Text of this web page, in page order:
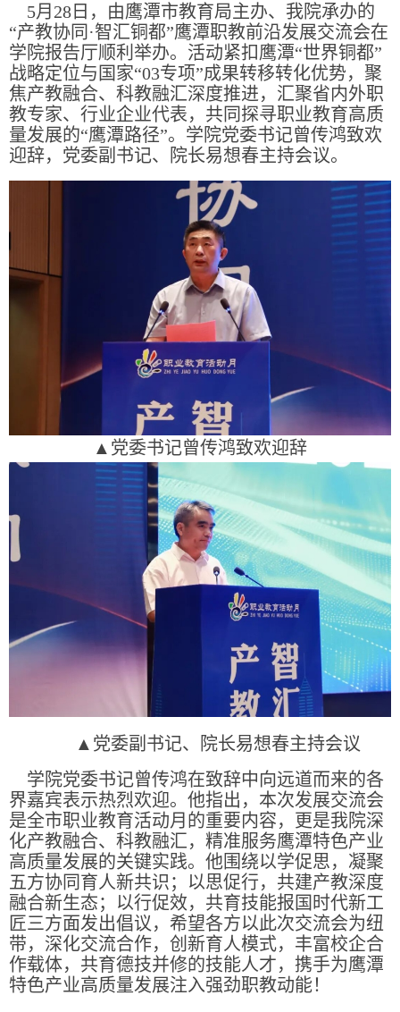
5月28日，由鹰潭市教育局主办、我院承办的
“产教协同·智汇铜都”鹰潭职教前沿发展交流会在
学院报告厅顺利举办。活动紧扣鹰潭“世界铜都”
战略定位与国家“03专项”成果转移转化优势，聚
焦产教融合、科教融汇深度推进，汇聚省内外职
教专家、行业企业代表，共同探寻职业教育高质
量发展的“鹰潭路径”。学院党委书记曾传鸿致欢
迎辞，党委副书记、院长易想春主持会议。
▲党委书记曾传鸿致欢迎辞
▲党委副书记、院长易想春主持会议
学院党委书记曾传鸿在致辞中向远道而来的各
界嘉宾表示热烈欢迎。他指出，本次发展交流会
是全市职业教育活动月的重要内容，更是我院深
化产教融合、科教融汇，精准服务鹰潭特色产业
高质量发展的关键实践。他围绕以学促思，凝聚
五方协同育人新共识；以思促行，共建产教深度
融合新生态；以行促效，共育技能报国时代新工
匠三方面发出倡议，希望各方以此次交流会为纽
带，深化交流合作，创新育人模式，丰富校企合
作载体，共育德技并修的技能人才，携手为鹰潭
特色产业高质量发展注入强劲职教动能！